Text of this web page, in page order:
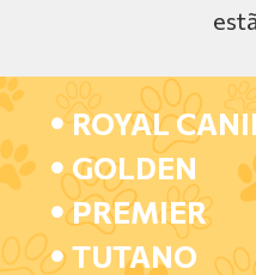
ROYAL
GOLDEN
PREMIER
TUTANO